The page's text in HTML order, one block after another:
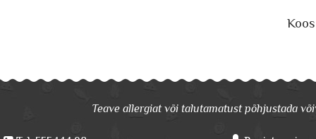
Teave allergiat või talutamatust põhjustada